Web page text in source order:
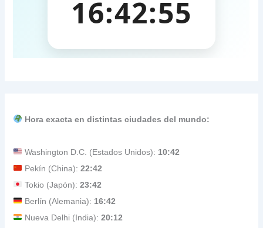
Hora exacta en distintas ciudades del mundo:
Washington D.C. (Estados Unidos): 10:42
Pekín (China):22:42
Tokio (Japón):23:42
Berlín (Alemania): 16:42
Nueva Delhi (India):20:12